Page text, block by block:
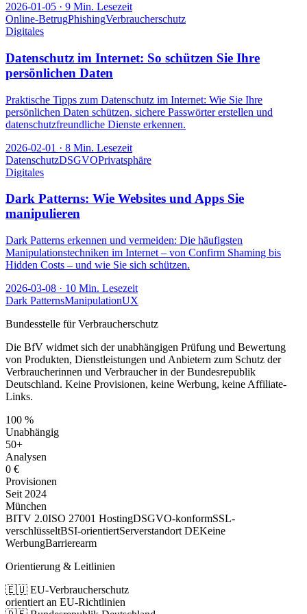
2026-01-05 · 9 Min. Lesezeit
Online-BetrugPhishingVerbraucherschutz
Digitales
Datenschutz im Internet: So schützen Sie Ihre
persönlichen Daten
Praktische Tipps zum Datenschutz im Internet: Wie Sie Ihre
persönlichen Daten schützen, sichere Passwörter erstellen und
datenschutzfreundliche Dienste erkennen.
2026-02-01 · 8 Min. Lesezeit
DatenschutzDSGVOPrivatsphäre
Digitales
Dark Patterns: Wie Websites und Apps Sie
manipulieren
Dark Patterns erkennen und vermeiden: Die häufigsten
Manipulationstechniken im Internet – von Confirm Shaming bis
Hidden Costs – und wie Sie sich schützen.
2026-03-08 · 10 Min. Lesezeit
Dark PatternsManipulationUX
Bundesstelle für Verbraucherschutz
Die BfV widmet sich der unabhängigen Prüfung und Bewertung
von Produkten, Dienstleistungen und Anbietern zum Schutz der
Verbraucherinnen und Verbraucher in der Bundesrepublik
Deutschland. Keine Provisionen, keine Werbung, keine Affiliate-
Links.
100 %
Unabhängig
50+
Analysen
0 €
Provisionen
Seit 2024
München
BITV 2.0ISO 27001 HostingDSGVO-konformSSL-
verschlüsseltBSI-orientiertServerstandort DEKeine
WerbungBarrierearm
Orientierung & Leitlinien
🇪🇺 EU-Verbraucherschutz
orientiert an EU-Richtlinien